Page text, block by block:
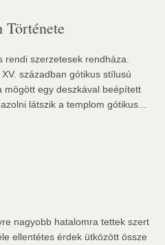
Története
szerzetesek rendháza.
században gótikus stílusú
mögött egy deszkával beépített
látszik a templom gótikus...
nagyobb hatalomra tettek szert
ellentétes érdek ütközött össze